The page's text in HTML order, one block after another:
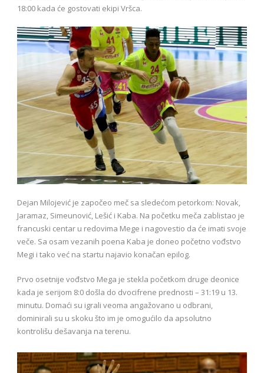
18:00 kada će gostovati ekipi Vršca.
Dejan Milojević je započeo meč sa sledećom petorkom: Novak,
Jaramaz, Simeunović, Lešić i Kaba. Na početku meča zablistao je
francuski centar u redovima Mege i nagovestio da će imati svoje
veče. Sa osam vezanih poena Kaba je doneo početno vođstvo
Megi i tako već na startu najavio konačan epilog.
Prvo osetnije vođstvo Mega je stekla početkom druge deonice
kada je serijom 8:0 došla do dvocifrene prednosti – 31:19 u 13.
minutu. Domaći su igrali veoma angažovano u odbrani,
dominirali su u skoku što im je omogućilo da apsolutno
kontrolišu dešavanja na terenu.